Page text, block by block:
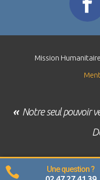

Une question ?
Mission
« Notre seul pouvoir